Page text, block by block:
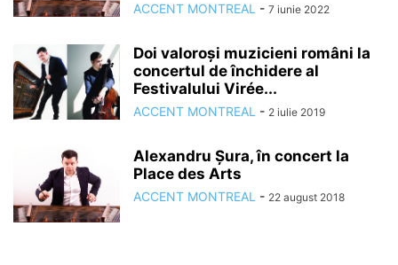
ACCENT MONTREAL - 7 iunie 2022
Doi valoroși muzicieni români la
concertul de închidere al
Festivalului Virée...
ACCENT MONTREAL - 2 iulie 2019
Alexandru Șura, în concert la
Place des Arts
ACCENT MONTREAL - 22 august 2018